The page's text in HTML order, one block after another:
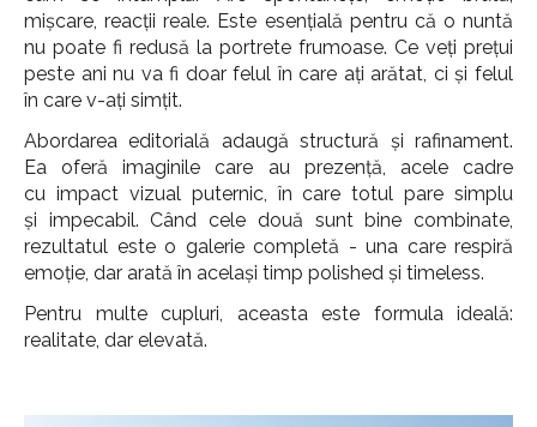
mișcare, reacții reale. Este esențială pentru că o nuntă
nu poate fi redusă la portrete frumoase. Ce veți prețui
peste ani nu va fi doar felul în care ați arătat, ci și felul
în care v-ați simțit.
Abordarea editorială adaugă structură și rafinament.
Ea oferă imaginile care au prezență, acele cadre
cu impact vizual puternic, în care totul pare simplu
și impecabil. Când cele două sunt bine combinate,
rezultatul este o galerie completă - una care respiră
emoție, dar arată în același timp polished și timeless.
Pentru multe cupluri, aceasta este formula ideală:
realitate, dar elevată.